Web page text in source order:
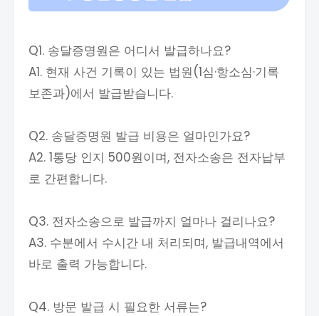
Q1. 송달증명원은 어디서 발급하나요?
A1. 현재 사건 기록이 있는 법원(1심·항소심·기록
보존과)에서 발급받습니다.
Q2. 송달증명원 발급 비용은 얼마인가요?
A2. 1통당 인지 500원이며, 전자소송은 전자납부
로 간편합니다.
Q3. 전자소송으로 발급까지 얼마나 걸리나요?
A3. 수분에서 수시간 내 처리되며, 발급내역에서
바로 출력 가능합니다.
Q4. 방문 발급 시 필요한 서류는?